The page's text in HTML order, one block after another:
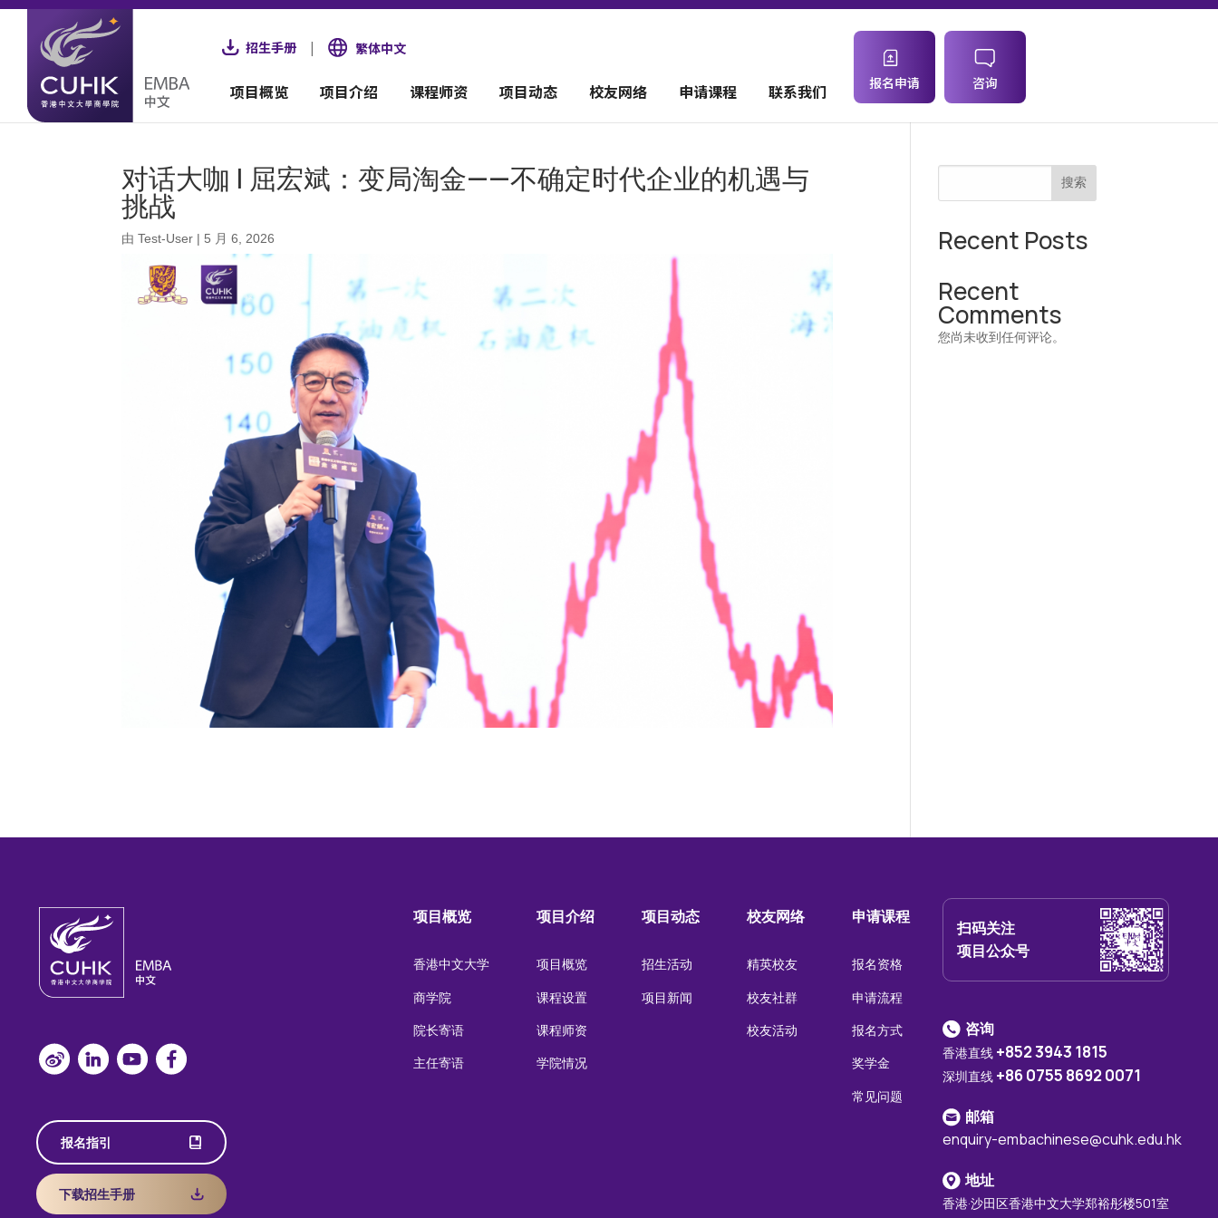
招生手册 | 繁体中文
项目概览 项目介绍 课程师资 项目动态 校友网络 申请课程 联系我们 报名申请 咨询
对话大咖 | 屈宏斌：变局淘金——不确定时代企业的机遇与
挑战
由Test-User | 5 月 6, 2026
搜索
Recent Posts
Recent
Comments
您尚未收到任何评论。
报名指引
下载招生手册
项目概览
香港中文大学
商学院
院长寄语
主任寄语
项目介绍
项目概览
课程设置
课程师资
学院情况
项目动态
招生活动
项目新闻
校友网络
精英校友
校友社群
校友活动
申请课程
报名资格
申请流程
报名方式
奖学金
常见问题
扫码关注
项目公众号
咨询
香港直线 +852 3943 1815
深圳直线 +86 0755 8692 0071
邮箱
enquiry-embachinese@cuhk.edu.hk
地址
香港·沙田区香港中文大学郑裕彤楼501室